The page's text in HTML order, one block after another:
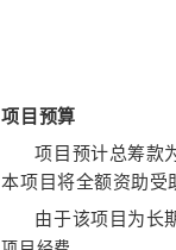
项目预算
项目预计总筹款
本项目将全额资助受
由于该项目为长